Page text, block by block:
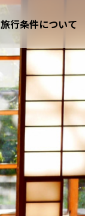
旅行条件について